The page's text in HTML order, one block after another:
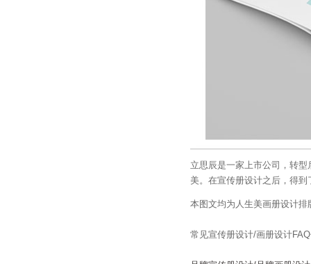
立思辰是一家上市公司，转
美。在宣传册设计之后，得
本图文均为人生美画册设计
常见宣传册设计/画册设计